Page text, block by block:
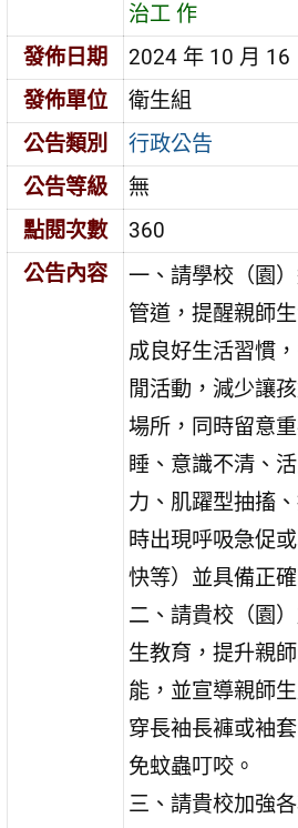
治工 作
發佈日期
2024 年 10 月 16
發佈單位
衛生組
公告類別
行政公告
公告等級
無
點閱次數
360
公告內容
一、請學校（園
管道，提醒親師
成良好生活習慣
閒活動，減少讓
場所，同時留意
睡、意識不清、
力、肌躍型抽搐
時出現呼吸急促
快等）並具備正
二、請貴校（園
生教育，提升親
能，並宣導親師
穿長袖長褲或袖
免蚊蟲叮咬。
三、請貴校加強